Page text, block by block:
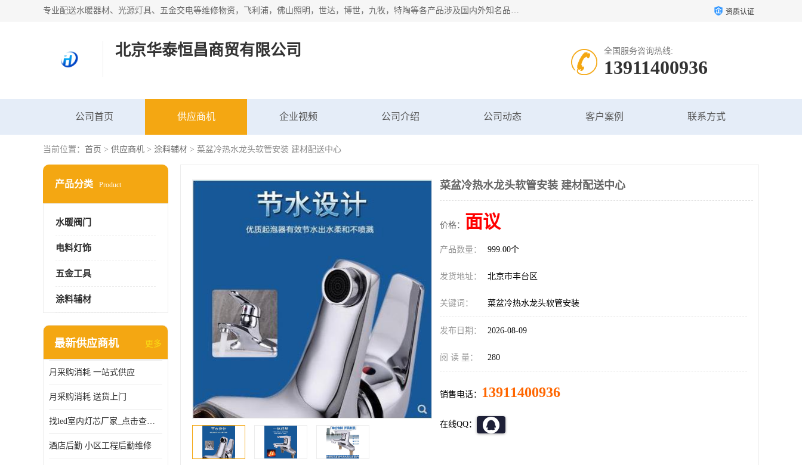
专业配送水暖器材、光源灯具、五金交电等维修物资，飞利浦，佛山照明，世达，博世，九牧，特陶等各产品涉及国内外知名品牌。公司专注与物业、学校、酒店、工厂等单位合作，提供一站式配送服务，降低客户综合成本。依托电子商务改变传统模式，以专业的团队为客户提供24H物资配送到达，货到月结、统一开票，便捷退换等服务，提高了企业的运营效率。 资质认证
北京华泰恒昌商贸有限公司 全国服务咨询热线:
13911400936
公司首页 供应商机 企业视频 公司介绍 公司动态 客户案例 联系方式
当前位置： 首页 > 供应商机 > 涂料辅材 > 菜盆冷热水龙头软管安装 建材配送中心
产品分类 Product
水暖阀门
电料灯饰
五金工具
涂料辅材
最新供应商机 更多
月采购消耗 一站式供应
月采购消耗 送货上门
找led室内灯芯厂家_点击查看更多
酒店后勤 小区工程后勤维修
菜盆冷热水龙头软管安装 建材配送中心
价格： 面议
产品数量： 999.00个
发货地址： 北京市丰台区
关键词： 菜盆冷热水龙头软管安装
发布日期： 2026-08-09
阅 读 量： 280
销售电话： 13911400936
在线QQ：